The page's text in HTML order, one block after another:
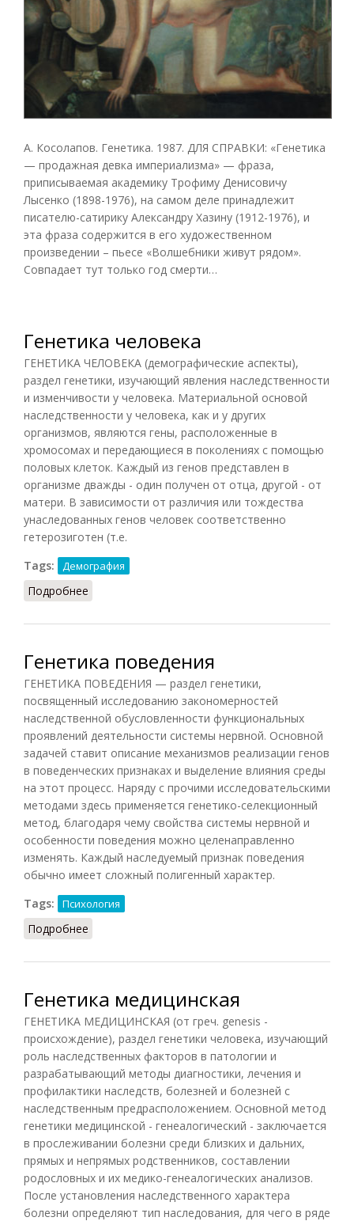
А. Косолапов. Генетика. 1987. ДЛЯ СПРАВКИ: «Генетика
— продажная девка империализма» — фраза,
приписываемая академику Трофиму Денисовичу
Лысенко (1898-1976), на самом деле принадлежит
писателю-сатирику Александру Хазину (1912-1976), и
эта фраза содержится в его художественном
произведении – пьесе «Волшебники живут рядом».
Совпадает тут только год смерти…
Генетика человека
ГЕНЕТИКА ЧЕЛОВЕКА (демографические аспекты),
раздел генетики, изучающий явления наследственности
и изменчивости у человека. Материальной основой
наследственности у человека, как и у других
организмов, являются гены, расположенные в
хромосомах и передающиеся в поколениях с помощью
половых клеток. Каждый из генов представлен в
организме дважды - один получен от отца, другой - от
матери. В зависимости от различия или тождества
унаследованных генов человек соответственно
гетерозиготен (т.е.
Tags:
Демография
Подробнее
Генетика поведения
ГЕНЕТИКА ПОВЕДЕНИЯ — раздел генетики,
посвященный исследованию закономерностей
наследственной обусловленности функциональных
проявлений деятельности системы нервной. Основной
задачей ставит описание механизмов реализации генов
в поведенческих признаках и выделение влияния среды
на этот процесс. Наряду с прочими исследовательскими
методами здесь применяется генетико-селекционный
метод, благодаря чему свойства системы нервной и
особенности поведения можно целенаправленно
изменять. Каждый наследуемый признак поведения
обычно имеет сложный полигенный характер.
Tags:
Психология
Подробнее
Генетика медицинская
ГЕНЕТИКА МЕДИЦИНСКАЯ (от греч. genesis -
происхождение), раздел генетики человека, изучающий
роль наследственных факторов в патологии и
разрабатывающий методы диагностики, лечения и
профилактики наследств, болезней и болезней с
наследственным предрасположением. Основной метод
генетики медицинской - генеалогический - заключается
в прослеживании болезни среди близких и дальних,
прямых и непрямых родственников, составлении
родословных и их медико-генеалогических анализов.
После установления наследственного характера
болезни определяют тип наследования, для чего в ряде